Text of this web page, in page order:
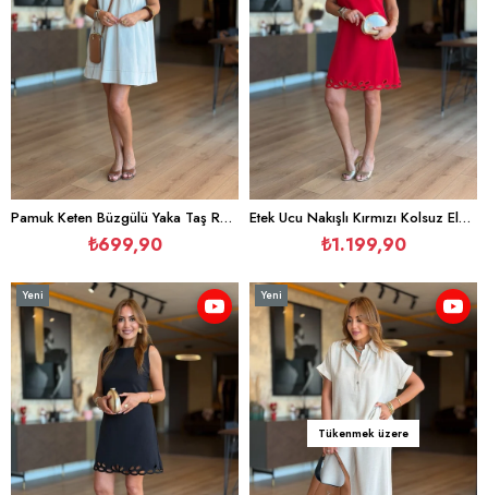
Pamuk Keten Büzgülü Yaka Taş Rengi Elbise
₺699,90
Etek Ucu Nakışlı Kırmızı Kolsuz Elbise
₺1.199,90
Yeni
Ürün
Tükenmek üzere
Yeni
Ürün